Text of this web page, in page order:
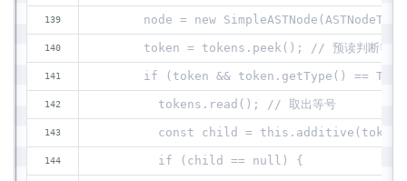
node = new
      token = tokens.peek(); // 预读判断等号
if (token && token.getType() ==
        tokens.read(); // 取出等号
const child =
        if (child == null) {